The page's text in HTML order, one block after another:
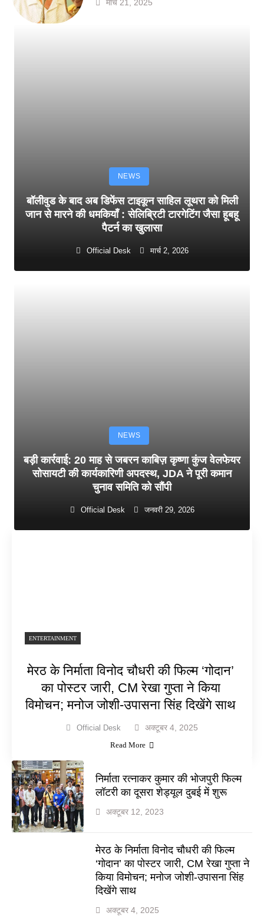
मार्च 21, 2025
NEWS
बॉलीवुड के बाद अब डिफेंस टाइकून साहिल लूथरा को मिली
जान से मारने की धमकियाँ : सेलिब्रिटी टारगेटिंग जैसा हूबहू
पैटर्न का खुलासा
Official Desk मार्च 2, 2026
NEWS
बड़ी कार्रवाई: 20 माह से जबरन काबिज़ कृष्णा कुंज वेलफेयर
सोसायटी की कार्यकारिणी अपदस्थ, JDA ने पूरी कमान
चुनाव समिति को सौंपी
Official Desk जनवरी 29, 2026
ENTERTAINMENT
मेरठ के निर्माता विनोद चौधरी की फिल्म ‘गोदान’
का पोस्टर जारी, CM रेखा गुप्ता ने किया
विमोचन; मनोज जोशी-उपासना सिंह दिखेंगे साथ
Official Desk अक्टूबर 4, 2025
Read More
निर्माता रत्नाकर कुमार की भोजपुरी फिल्म
लॉटरी का दूसरा शेड्यूल दुबई में शुरू
अक्टूबर 12, 2023
मेरठ के निर्माता विनोद चौधरी की फिल्म
‘गोदान’ का पोस्टर जारी, CM रेखा गुप्ता ने
किया विमोचन; मनोज जोशी-उपासना सिंह
दिखेंगे साथ
अक्टूबर 4, 2025